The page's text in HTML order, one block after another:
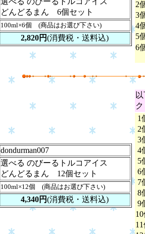
どんどるまん 6個セット
100ml×6個 (商品はお選び下さい)
2,820円(消費税・送料込)
2
3
4
5
6
dondurman007
選べる のびーるトルコアイス
どんどるまん 12個セット
100ml×12個 (商品はお選び下さい)
4,340円(消費税・送料込)
1
2
3
4
5
6
7
8
9